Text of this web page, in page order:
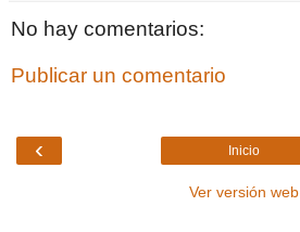
No hay comentarios:
Publicar un comentario
‹ Inicio
Ver versión web